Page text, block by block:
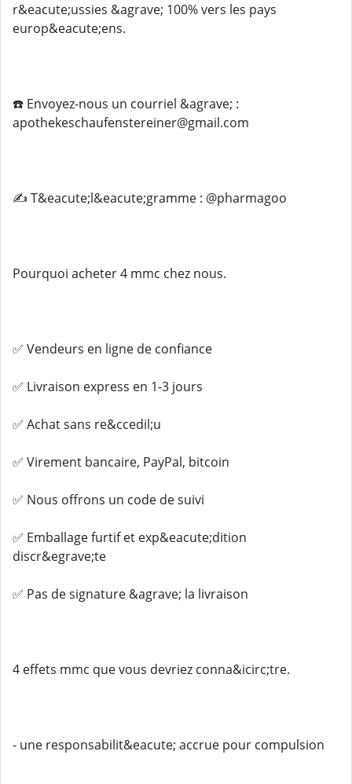
r&eacute;ussies &agrave; 100% vers les pays
europ&eacute;ens.
☎️ Envoyez-nous un courriel &agrave; :
apothekeschaufenstereiner@gmail.com
✍️ T&eacute;l&eacute;gramme : @pharmagoo
Pourquoi acheter 4 mmc chez nous.
✅ Vendeurs en ligne de confiance
✅ Livraison express en 1-3 jours
✅ Achat sans re&ccedil;u
✅ Virement bancaire, PayPal, bitcoin
✅ Nous offrons un code de suivi
✅ Emballage furtif et exp&eacute;dition
discr&egrave;te
✅ Pas de signature &agrave; la livraison
4 effets mmc que vous devriez conna&icirc;tre.
- une responsabilit&eacute; accrue pour compulsion